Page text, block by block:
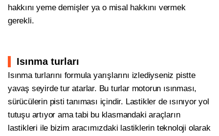
hakkını yeme demişler ya o misal hakkını vermek
gerekli.
Isınma turları
Isınma turlarını formula yarışlarını izlediyseniz pistte
yavaş seyirde tur atarlar. Bu turlar motorun ısınması,
sürücülerin pisti tanıması içindir. Lastikler de ısınıyor yol
tutuşu artıyor ama tabi bu klasmandaki araçların
lastikleri ile bizim aracımızdaki lastiklerin teknoloji olarak